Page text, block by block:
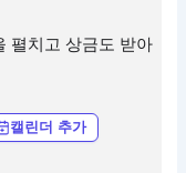
펼치고 상금도 받아
캘린더 추가